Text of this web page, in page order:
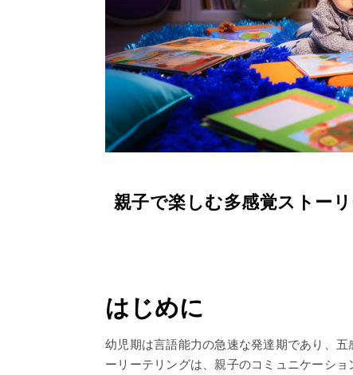
親子で楽しむ多感覚ストー
はじめに
幼児期は言語能力の急速な発達期であり、
ーリーテリングは、親子のコミュニケーシ